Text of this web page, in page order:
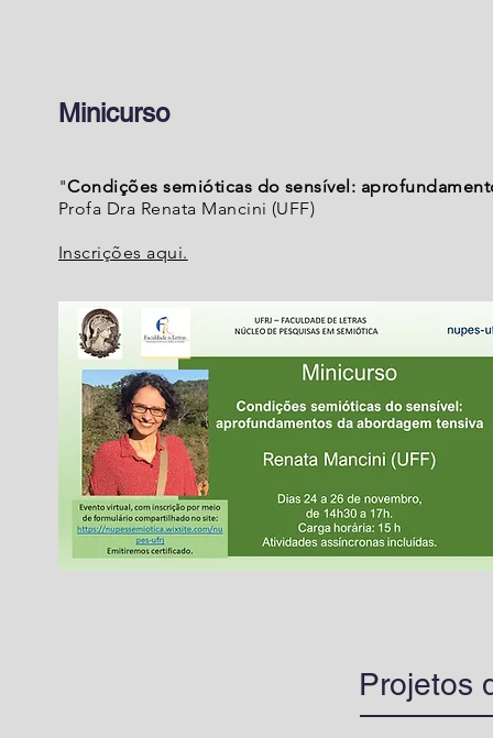
Minicurso
"Condições semióticas do sensível:
Profa Dra Renata Mancini (UFF)
Inscrições aqui.
Projetos